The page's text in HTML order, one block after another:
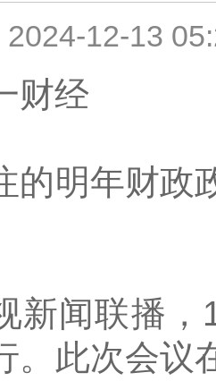
2024-12-13
财经
的明年财政
新闻联播
。此次会议